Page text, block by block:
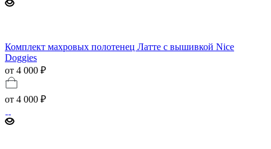
Комплект махровых полотенец Латте с вышивкой Nice
Doggies
от 4 000 ₽
от 4 000 ₽